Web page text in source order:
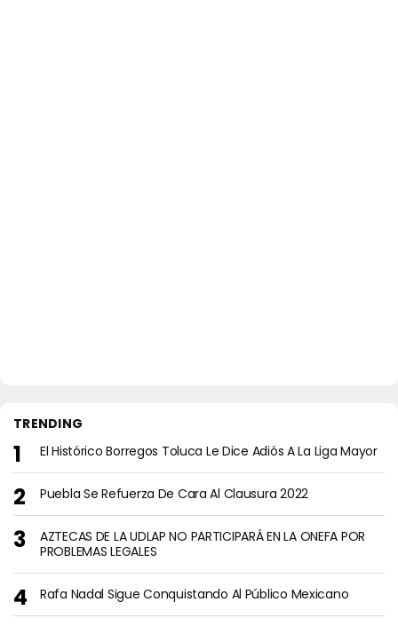
TRENDING
El Histórico Borregos Toluca Le Dice Adiós A La Liga Mayor
Puebla Se Refuerza De Cara Al Clausura 2022
AZTECAS DE LA UDLAP NO PARTICIPARÁ EN LA ONEFA POR
PROBLEMAS LEGALES
Rafa Nadal Sigue Conquistando Al Público Mexicano